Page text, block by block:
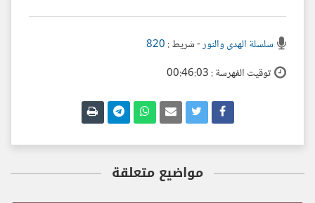
سلسلة الهدى والنور- شريط :820
توقيت الفهرسة : 00:46:03
مواضيع متعلقة